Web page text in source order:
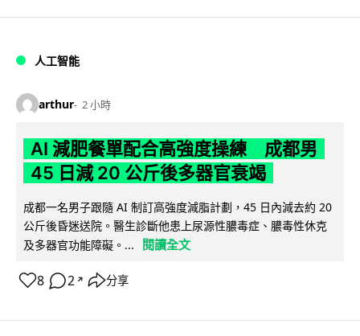
人工智能
arthur 2 小時
AI 減肥餐單配合高強度操練 成都男
45 日減 20 公斤後多器官衰竭
成都一名男子跟隨 AI 制訂高強度減脂計劃，45 日內減去約 20
公斤後昏迷送院。醫生診斷他患上尿源性膿毒症、膿毒性休克
及多器官功能障礙。...
閱讀全文
8 2 ↗ 分享